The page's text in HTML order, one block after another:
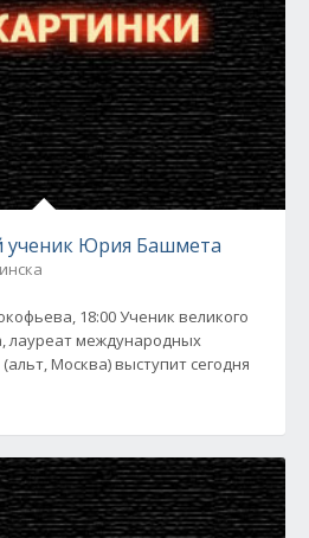
ученик Юрия Башмета
18:00 Ученик великого
лауреат международных
Москва) выступит сегодня